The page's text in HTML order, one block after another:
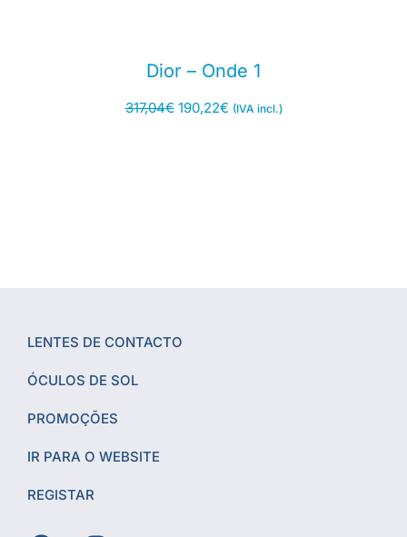
Dior – Onde 1
317,04€ 190,22€ (IVA incl.)
LENTES DE CONTACTO
ÓCULOS DE SOL
PROMOÇÕES
IR PARA O WEBSITE
REGISTAR